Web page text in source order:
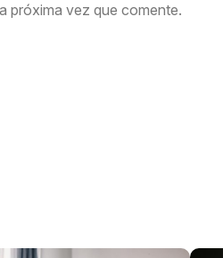
próxima vez que comente.